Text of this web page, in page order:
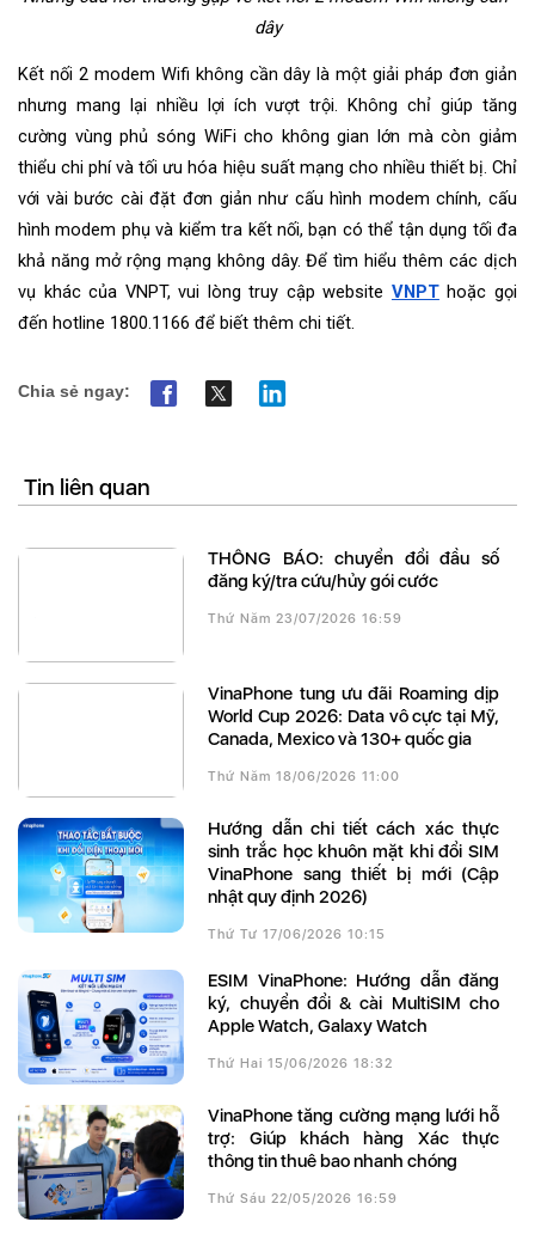
dây
Kết nối 2 modem Wifi không cần dây là một giải pháp đơn giản
nhưng mang lại nhiều lợi ích vượt trội. Không chỉ giúp tăng
cường vùng phủ sóng WiFi cho không gian lớn mà còn giảm
thiểu chi phí và tối ưu hóa hiệu suất mạng cho nhiều thiết bị. Chỉ
với vài bước cài đặt đơn giản như cấu hình modem chính, cấu
hình modem phụ và kiểm tra kết nối, bạn có thể tận dụng tối đa
khả năng mở rộng mạng không dây. Để tìm hiểu thêm các dịch
vụ khác của VNPT, vui lòng truy cập website VNPT hoặc gọi
đến hotline 1800.1166 để biết thêm chi tiết.
Chia sẻ ngay:
Tin liên quan
THÔNG BÁO: chuyển đổi đầu số
đăng ký/tra cứu/hủy gói cước
Thứ Năm 23/07/2026 16:59
VinaPhone tung ưu đãi Roaming dịp
World Cup 2026: Data vô cực tại Mỹ,
Canada, Mexico và 130+ quốc gia
Thứ Năm 18/06/2026 11:00
Hướng dẫn chi tiết cách xác thực
sinh trắc học khuôn mặt khi đổi SIM
VinaPhone sang thiết bị mới (Cập
nhật quy định 2026)
Thứ Tư 17/06/2026 10:15
eSIM VinaPhone: Hướng dẫn đăng
ký, chuyển đổi & cài MultiSIM cho
Apple Watch, Galaxy Watch
Thứ Hai 15/06/2026 18:32
VinaPhone tăng cường mạng lưới hỗ
trợ: Giúp khách hàng Xác thực
thông tin thuê bao nhanh chóng
Thứ Sáu 22/05/2026 16:59